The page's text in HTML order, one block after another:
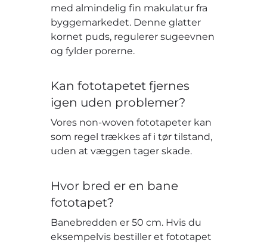
med almindelig fin makulatur fra
byggemarkedet. Denne glatter
kornet puds, regulerer sugeevnen
og fylder porerne.
Kan fototapetet fjernes
igen uden problemer?
Vores non-woven fototapeter kan
som regel trækkes af i tør tilstand,
uden at væggen tager skade.
Hvor bred er en bane
fototapet?
Banebredden er 50 cm. Hvis du
eksempelvis bestiller et fototapet